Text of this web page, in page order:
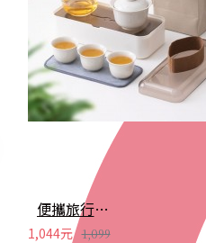
便攜旅行茶具組 茶杯 茶壺 陶瓷杯 泡茶組 茶具套裝 伴手禮 禮盒 禮品
1,044元 1,099